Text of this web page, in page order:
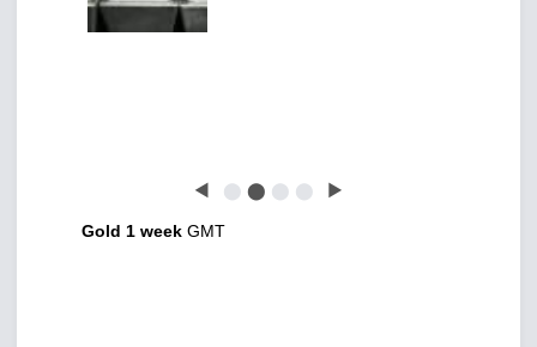
◀ ⬤ ⬤ ⬤ ⬤ ▶
Gold 1 week GMT